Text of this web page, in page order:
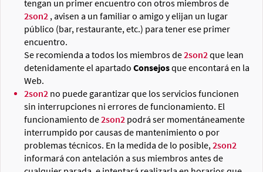
tengan un primer encuentro con otros miembros de
2son2 , avisen a un familiar o amigo y elijan un lugar
público (bar, restaurante, etc.) para tener ese primer
encuentro.
Se recomienda a todos los miembros de2son2 que lean
detenidamente el apartado Consejosque encontará en la
Web.
2son2 no puede garantizar que los servicios funcionen
sin interrupciones ni errores de funcionamiento. El
funcionamiento de2son2 podrá ser momentáneamente
interrumpido por causas de mantenimiento o por
problemas técnicos. En la medida de lo posible, 2son2
informará con antelación a sus miembros antes de